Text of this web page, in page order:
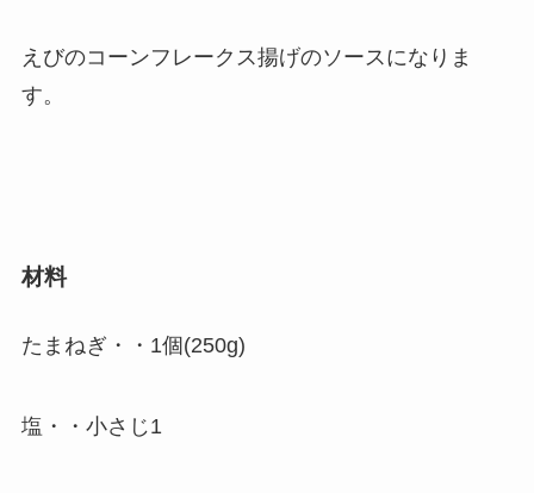
えびのコーンフレークス揚げのソースになりま
す。
材料
たまねぎ・・1個(250g)
塩・・小さじ1